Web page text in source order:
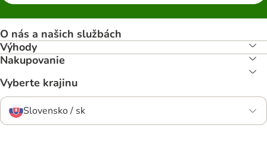
O nás a našich službách
Výhody
Nakupovanie
Vyberte krajinu
Slovensko / sk